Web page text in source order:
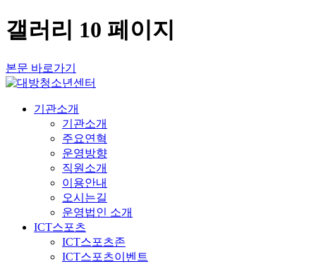
갤러리 10 페이지
본문 바로가기
기관소개
기관소개
주요연혁
운영방향
직원소개
이용안내
오시는길
운영법인 소개
ICT스포츠
ICT스포츠존
ICT스포츠이벤트